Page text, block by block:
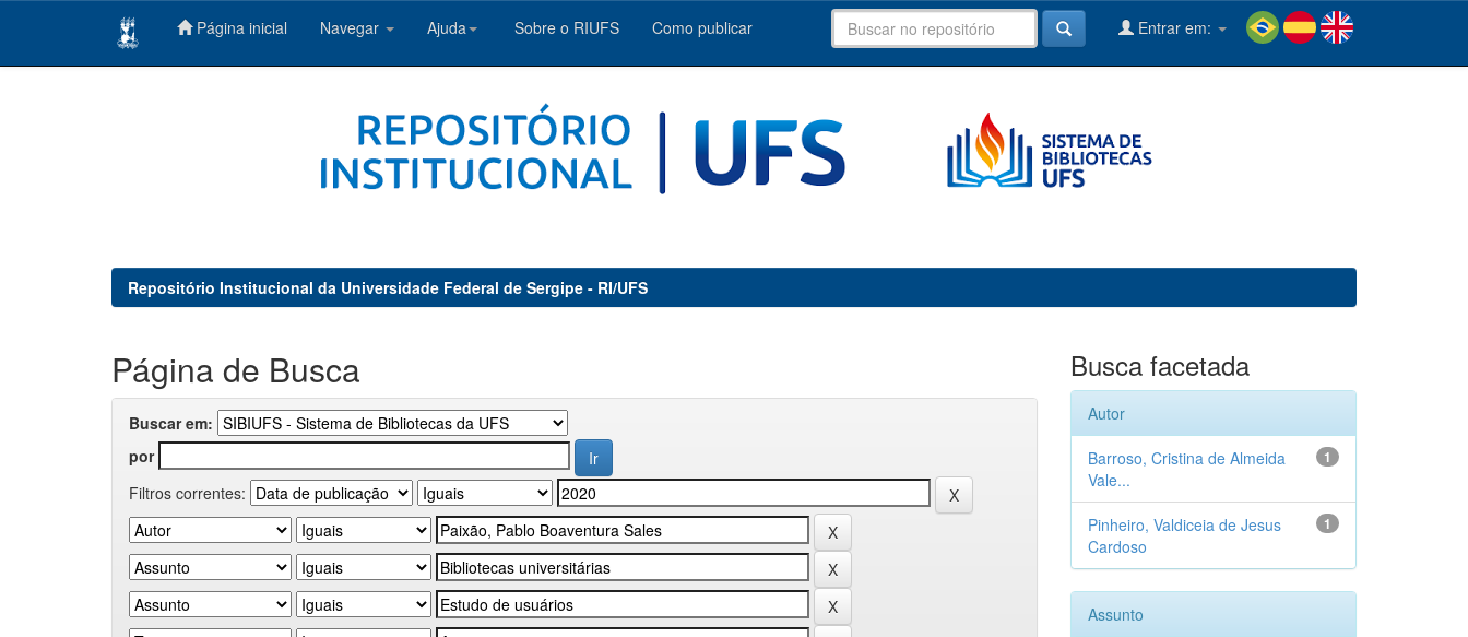
Página inicial Navegar Ajuda Sobre o RIUFS Como publicar Entrar em:
Repositório Institucional da Universidade Federal de Sergipe - RI/UFS
Página de Busca
Buscar em:
por
Filtros correntes:
Busca facetada
Autor
1
Barroso, Cristina de Almeida
Vale...
1
Pinheiro, Valdiceia de Jesus
Cardoso
Assunto